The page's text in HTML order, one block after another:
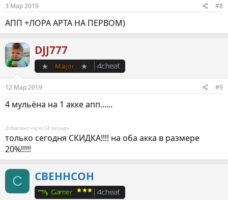
3 Мар 2019 #8
АПП +ЛОРА АРТА НА ПЕРВОМ)
DJJ777
12 Мар 2019 #9
4 мульёна на 1 акке апп......
Добавлено через 54 секунды
только сегодня СКИДКА!!!! на оба акка в размере
20%!!!!!
C CBEHHCOH